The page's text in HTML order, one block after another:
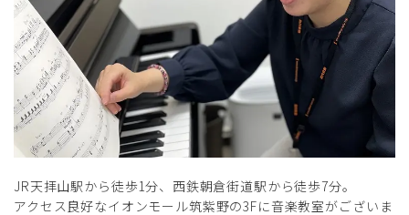
JR天拝山駅から徒歩1分、西鉄朝倉街道駅から徒歩7分。
アクセス良好なイオンモール筑紫野の3Fに音楽教室がございま